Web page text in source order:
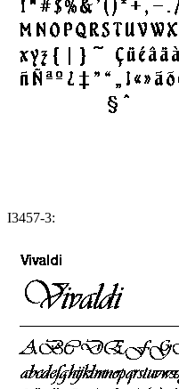
I3457-3: